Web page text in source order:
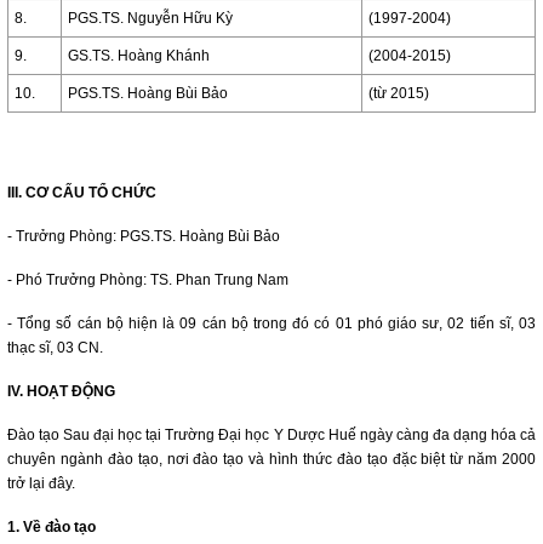
8. PGS.TS. Nguyễn Hữu Kỳ (1997-2004)
9. GS.TS. Hoàng Khánh (2004-2015)
10. PGS.TS. Hoàng Bùi Bảo (từ 2015)
III. CƠ CẤU TỔ CHỨC
- Trưởng Phòng: PGS.TS. Hoàng Bùi Bảo
- Phó Trưởng Phòng: TS. Phan Trung Nam
- Tổng số cán bộ hiện là 09 cán bộ trong đó có 01 phó giáo sư, 02 tiến sĩ, 03
thạc sĩ, 03 CN.
IV. HOẠT ĐỘNG
Ðào tạo Sau đại học tại Trường Ðại học Y Dược Huế ngày càng đa dạng hóa cả
chuyên ngành đào tạo, nơi đào tạo và hình thức đào tạo đặc biệt từ năm 2000
trở lại đây.
1. Về đào tạo